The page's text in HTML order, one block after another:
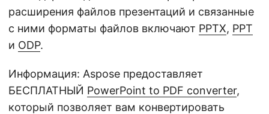
расширения файлов презентаций и связанные
с ними форматы файлов включают PPTX, PPT
и ODP.
Информация: Aspose предоставляет
БЕСПЛАТНЫЙ PowerPoint to PDF converter,
который позволяет вам конвертировать